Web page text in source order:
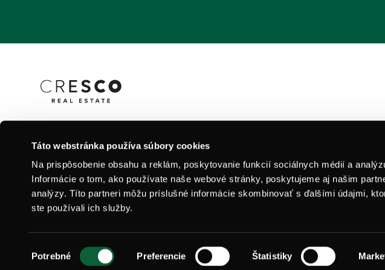
Táto webstránka používa súbory cookies
Na prispôsobenie obsahu a reklám, poskytovanie funkcií sociálnych médií a
Informácie o tom, ako používate naše webové stránky, poskytujeme aj našim
analýzy. Títo partneri môžu príslušné informácie skombinovať s ďalšími údajmi,
ste používali ich služby.
súhlasu
Potrebné Preferencie Štatistiky
charakter a nemusia v plnom rozsahu zodpovedať skutočnosti.
0905 210 000